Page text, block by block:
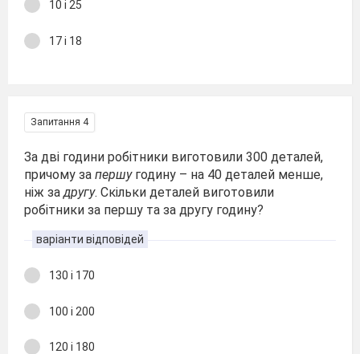
10 і 25
17 і 18
Запитання 4
За дві години робітники виготовили 300 деталей,
причому за першу годину – на 40 деталей менше,
ніж задругу. Скільки деталей виготовили
робітники за першу та за другу годину?
варіанти відповідей
130 і 170
100 і 200
120 і 180